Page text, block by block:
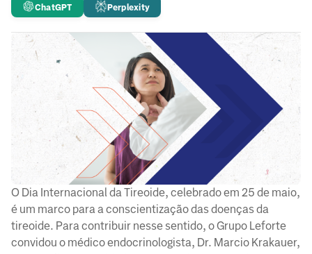
ChatGPT Perplexity
O Dia Internacional da Tireoide, celebrado em 25 de maio,
é um marco para a conscientização das doenças da
tireoide. Para contribuir nesse sentido, o Grupo Leforte
convidou o médico endocrinologista, Dr. Marcio Krakauer,